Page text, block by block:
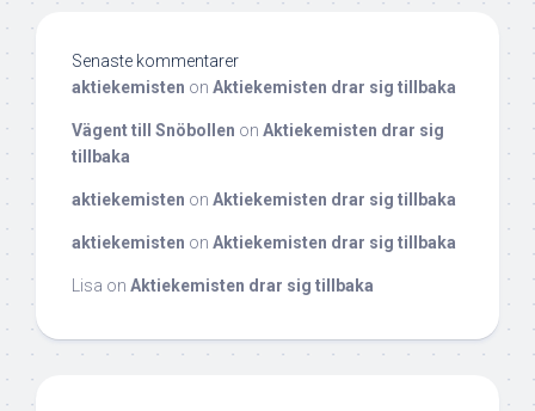
Senaste kommentarer
aktiekemisten on Aktiekemisten drar sig tillbaka
Vägent till Snöbollen on Aktiekemisten drar sig
tillbaka
aktiekemisten on Aktiekemisten drar sig tillbaka
aktiekemisten on Aktiekemisten drar sig tillbaka
Lisa on Aktiekemisten drar sig tillbaka